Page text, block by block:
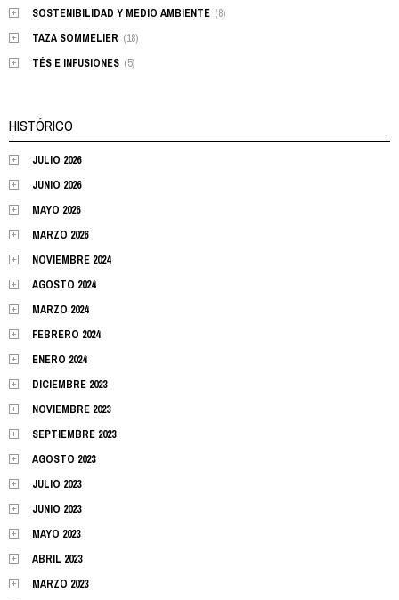
SOSTENIBILIDAD Y MEDIO AMBIENTE (8)
TAZA SOMMELIER (18)
TÉS E INFUSIONES (5)
HISTÓRICO
JULIO 2026
JUNIO 2026
MAYO 2026
MARZO 2026
NOVIEMBRE 2024
AGOSTO 2024
MARZO 2024
FEBRERO 2024
ENERO 2024
DICIEMBRE 2023
NOVIEMBRE 2023
SEPTIEMBRE 2023
AGOSTO 2023
JULIO 2023
JUNIO 2023
MAYO 2023
ABRIL 2023
MARZO 2023